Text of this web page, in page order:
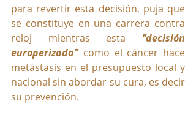
para revertir esta decisión, puja que
se constituye en una carrera contra
reloj mientras esta "decisión
europerizada" como el cáncer hace
metástasis en el presupuesto local y
nacional sin abordar su cura, es decir
su prevención.